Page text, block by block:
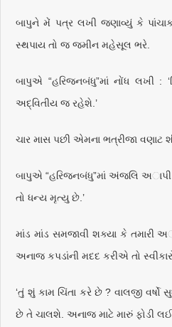
બાપુને મેં પત્ર લખી જણાવ્યું કે
સ્થપાય તો જ જમીન મહેસૂલ ભરે.
બાપુએ “હરિજનબંધુ”માં નોંધ લખી :
અદ્વિતીય જ રહેશે.’
ચાર માસ પછી એમના ભત્રીજા વણાટ
બાપુએ “હરિજનબંધુ”માં અંજલિ અાપી કે
તો ધન્ય મૃત્યુ છે.’
માંડ માંડ સમજાવી શક્યા કે તમારી
અનાજ કપડાંની મદદ કરીએ તો
‘તું શું કામ ચિંતા કરે છે ? વાલજી વર્ષો
છે તે ચાલશે. અનાજ માટે મારું ફોડી